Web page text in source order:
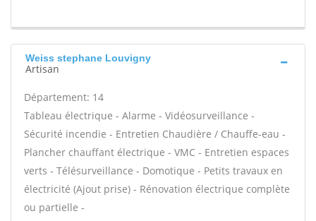
Weiss stephane Louvigny
Artisan
Département: 14
Tableau électrique - Alarme - Vidéosurveillance -
Sécurité incendie - Entretien Chaudière / Chauffe-eau -
Plancher chauffant électrique - VMC - Entretien espaces
verts - Télésurveillance - Domotique - Petits travaux en
électricité (Ajout prise) - Rénovation électrique complète
ou partielle -